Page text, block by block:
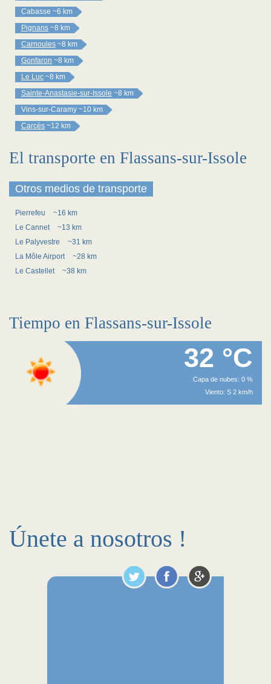
Cabasse ~6 km
Pignans ~8 km
Carnoules ~8 km
Gonfaron ~8 km
Le Luc ~8 km
Sainte-Anastasie-sur-Issole ~8 km
Vins-sur-Caramy ~10 km
Carcès ~12 km
El transporte en Flassans-sur-Issole
Otros medios de transporte
Pierrefeu
~16 km
Le Cannet
~13 km
Le Palyvestre
~31 km
La Môle Airport
~28 km
Le Castellet
~38 km
Tiempo en Flassans-sur-Issole
32 °C
Capa de nubes: 0 %
Viento: S 2 km/h
Únete a nosotros !